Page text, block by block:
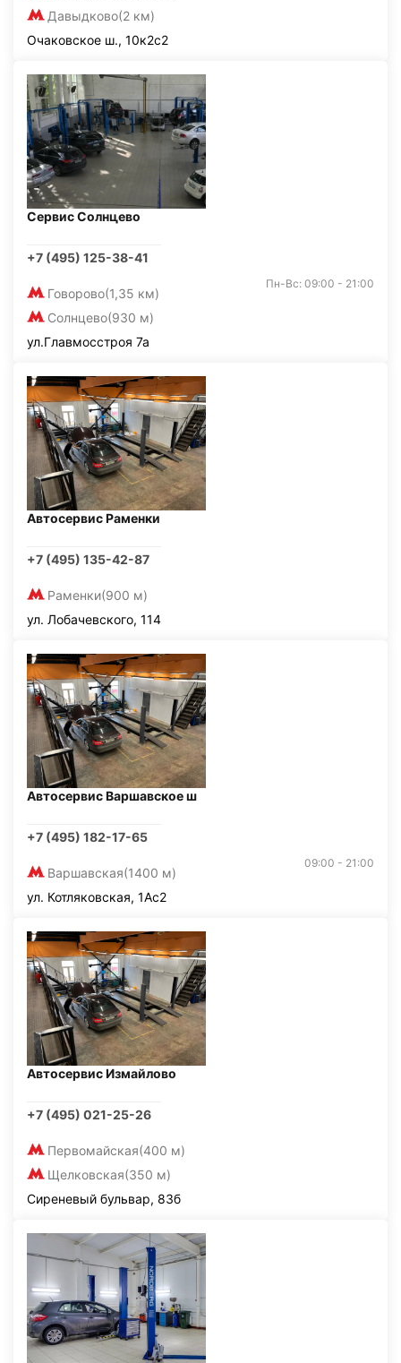
Давыдково(2 км)
Очаковское ш., 10к2с2
Сервис Солнцево
+7 (495) 125-38-41
Говорово(1,35 км)
Солнцево(930 м)
Пн-Вс: 09:00 - 21:00
ул.Главмосстроя 7а
Автосервис Раменки
+7 (495) 135-42-87
Раменки(900 м)
ул. Лобачевского, 114
Автосервис Варшавское ш
+7 (495) 182-17-65
Варшавская(1400 м)
09:00 - 21:00
ул. Котляковская, 1Ас2
Автосервис Измайлово
+7 (495) 021-25-26
Первомайская(400 м)
Щелковская(350 м)
Сиреневый бульвар, 83б